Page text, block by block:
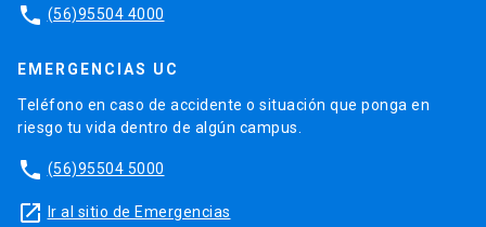
phone (56)95504 4000
EMERGENCIAS UC
Teléfono en caso de accidente o situación que ponga en
riesgo tu vida dentro de algún campus.
phone (56)95504 5000
launch Ir al sitio de Emergencias